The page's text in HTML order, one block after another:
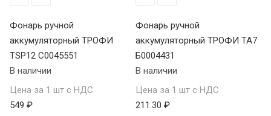
Фонарь ручной
аккумуляторный ТРОФИ
TSP12 C0045551
В наличии
Цена за 1 шт с НДС
549 ₽
Фонарь ручной
аккумуляторный ТРОФИ TA7
Б0004431
В наличии
Цена за 1 шт с НДС
211.30 ₽